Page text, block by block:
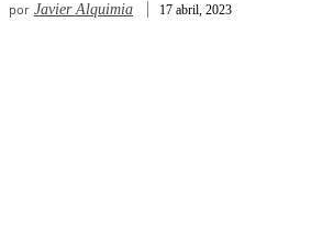
por Javier Alquimia 17 abril, 2023